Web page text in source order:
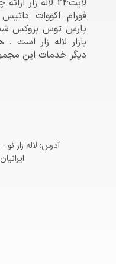
فورام اکووات
پارس توس بروکس
بازار لاله زار است
دیگر خدمات این
آدرس: لاله زار نو